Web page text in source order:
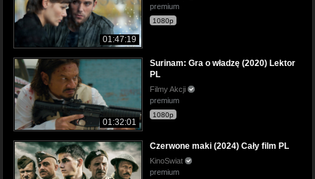
01:47:19
premium
1080p
01:32:01
Surinam: Gra o władzę (2020) Lektor
PL
Filmy Akcji
premium
1080p
Czerwone maki (2024) Cały film PL
KinoSwiat
premium